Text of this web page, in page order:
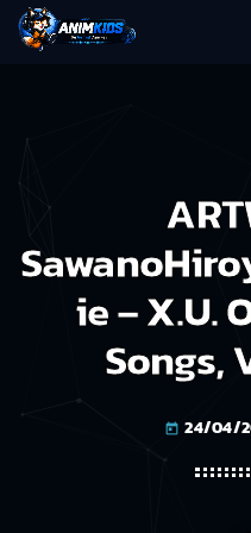
ie – X.U.
Songs,
today 24/04/